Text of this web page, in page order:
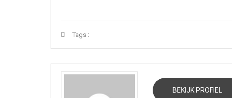
Tags :
BEKIJK PROFIEL